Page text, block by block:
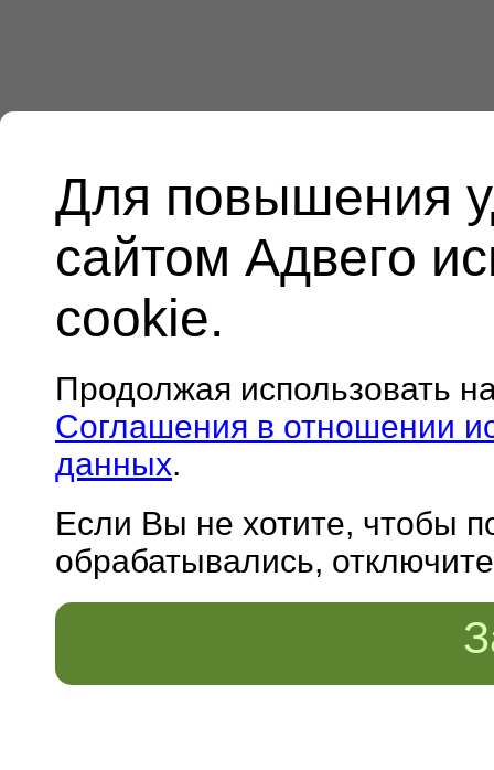
Для повышения
сайтом Адвего
cookie.
Продолжая использовать
Соглашения в отношении
данных.
Если Вы не хотите, чтобы
обрабатывались,